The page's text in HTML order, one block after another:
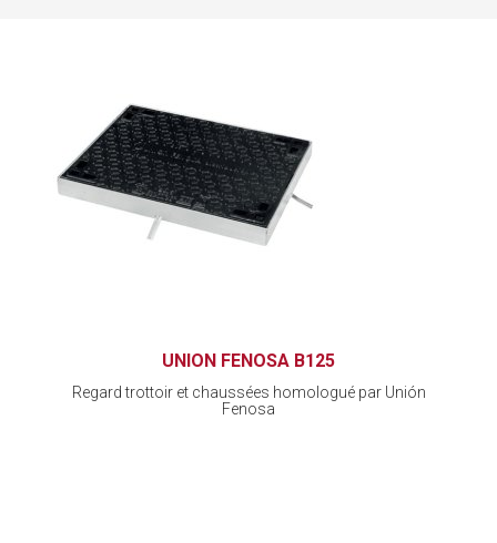
UNION FENOSA B125
Regard trottoir et chaussées homologué par Unión
Fenosa